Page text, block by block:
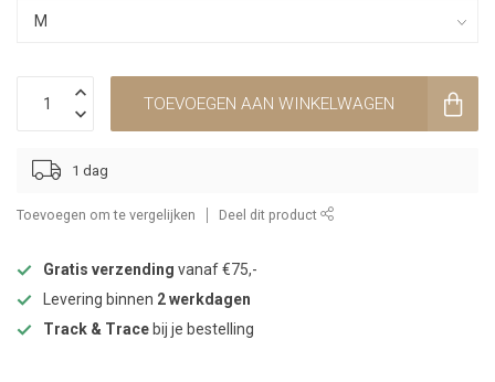
TOEVOEGEN AAN WINKELWAGEN
1 dag
Toevoegen om te vergelijken Deel dit product
Gratis verzending vanaf €75,-
Levering binnen 2 werkdagen
Track & Trace bij je bestelling